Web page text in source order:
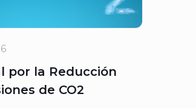
por la Reducción
de CO2